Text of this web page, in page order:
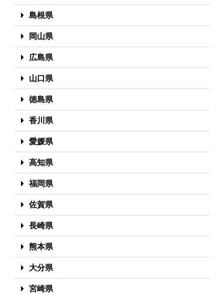
島根県
岡山県
広島県
山口県
徳島県
香川県
愛媛県
高知県
福岡県
佐賀県
長崎県
熊本県
大分県
宮崎県